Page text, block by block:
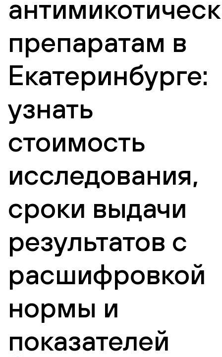
препаратам в
Екатеринбурге:
узнать
стоимость
исследования,
сроки выдачи
результатов с
расшифровкой
нормы и
показателей